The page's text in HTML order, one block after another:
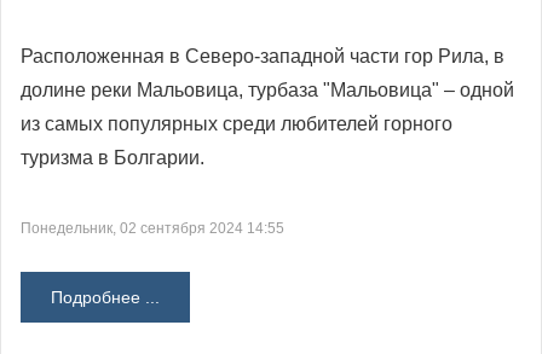
Расположенная в Северо-западной части гор Рила, в
долине реки Мальовица, турбаза "Мальовица" – одной
из самых популярных среди любителей горного
туризма в Болгарии.
Понедельник, 02 сентября 2024 14:55
Подробнее ...